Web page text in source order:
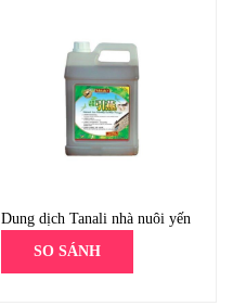
Dung dịch Tanali nhà nuôi yến
SO SÁNH